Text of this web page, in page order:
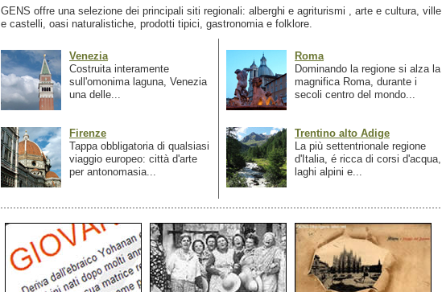
GENS offre una selezione dei principali siti regionali: alberghi e agriturismi , arte e cultura, ville
e castelli, oasi naturalistiche, prodotti tipici, gastronomia e folklore.
Venezia
Costruita interamente
sull'omonima laguna, Venezia
una delle...
Firenze
Tappa obbligatoria di qualsiasi
viaggio europeo: città d'arte
per antonomasia...
Roma
Dominando la regione si alza la
magnifica Roma, durante i
secoli centro del mondo...
Trentino alto Adige
La più settentrionale regione
d'Italia, é ricca di corsi d'acqua,
laghi alpini e...